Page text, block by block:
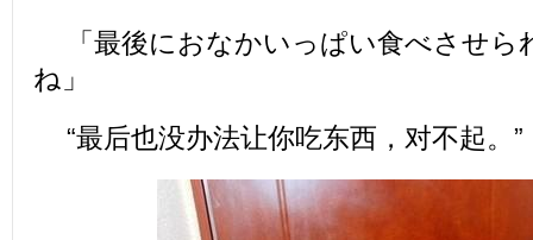
「最後におなかいっぱい食べさせ
ね」
“最后也没办法让你吃东西，对不起。”